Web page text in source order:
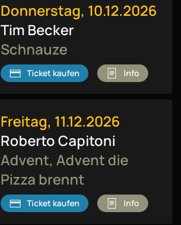
Donnerstag, 10.12.2026
Tim Becker
Schnauze
Ticket kaufen Info
Freitag, 11.12.2026
Roberto Capitoni
Advent, Advent die
Pizza brennt
Ticket kaufen Info